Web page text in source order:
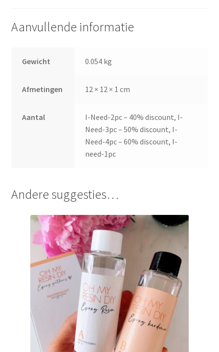
Aanvullende informatie
Gewicht 0.054 kg
Afmetingen 12 × 12 × 1 cm
Aantal
I-Need-2pc – 40% discount, I-
Need-3pc – 50% discount, I-
Need-4pc – 60% discount, I-
need-1pc
Andere suggesties…